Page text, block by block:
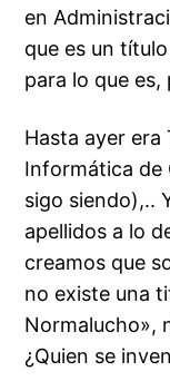
en
que es un
para lo que es,
Hasta ayer era
Informática de
sigo siendo),..
apellidos a lo
creamos que
no existe una
Normalucho»,
¿Quien se